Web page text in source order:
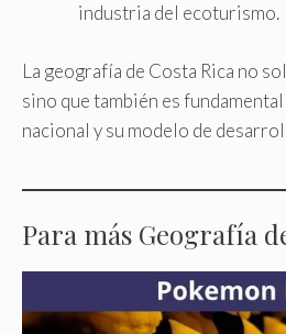
industria del ecoturismo.
La geografía de Costa Rica no
sino que también es
nacional y su modelo de
Para más Geografía